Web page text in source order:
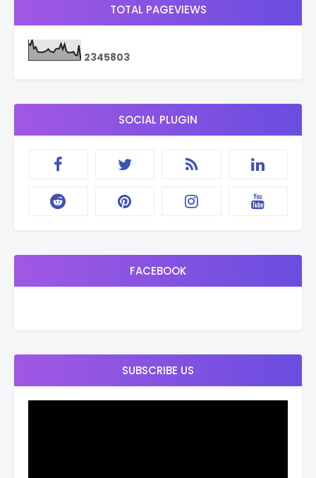
TOTAL PAGEVIEWS
2345803
SOCIAL PLUGIN
FACEBOOK
SUBSCRIBE US